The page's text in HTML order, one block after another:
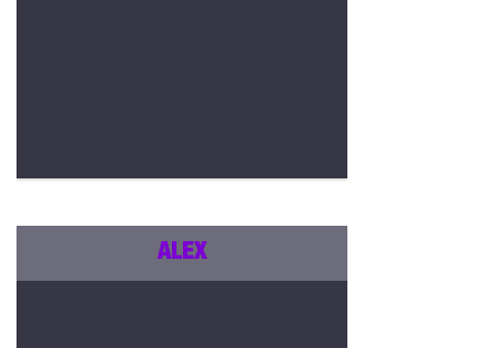
ALEX